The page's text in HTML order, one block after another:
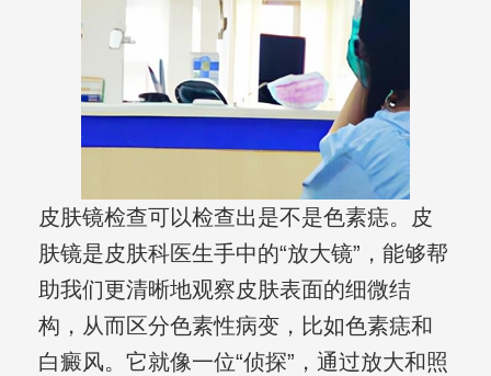
皮肤镜检查可以检查出是不是色素痣。皮
肤镜是皮肤科医生手中的“放大镜”，能够帮
助我们更清晰地观察皮肤表面的细微结
构，从而区分色素性病变，比如色素痣和
白癜风。它就像一位“侦探”，通过放大和照